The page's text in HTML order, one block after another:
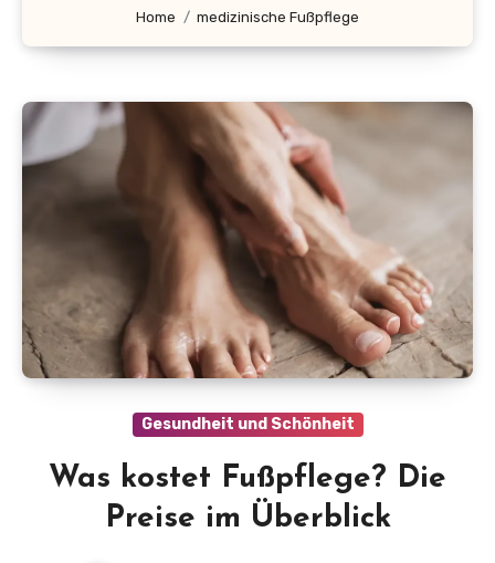
Home medizinische Fußpflege
Gesundheit und Schönheit
Was kostet Fußpflege? Die
Preise im Überblick